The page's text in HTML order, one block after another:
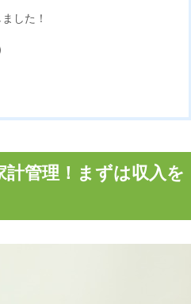
した！
計管理！まずは収入を